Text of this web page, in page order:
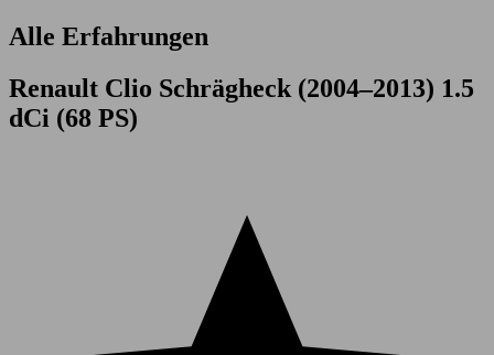
Alle Erfahrungen
Renault Clio Schrägheck (2004–2013) 1.5
dCi (68 PS)